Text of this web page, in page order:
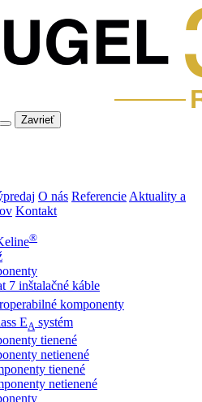
Zavrieť
O nás Referencie Aktuality a
Kontakt
®
7 inštalačné káble
komponenty
EA systém
tienené
netienené
tienené
netienené